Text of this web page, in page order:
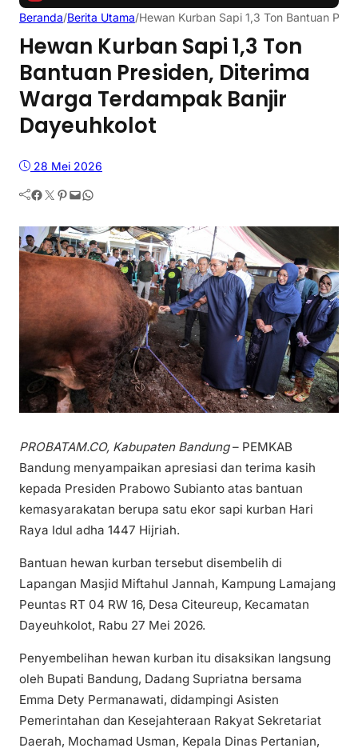
Beranda/Berita Utama/Hewan Kurban Sapi 1,3 Ton Bantuan
Hewan Kurban Sapi 1,3 Ton
Bantuan Presiden, Diterima
Warga Terdampak Banjir
Dayeuhkolot
28 Mei 2026
Facebook Twitter Pinterest Mail WhatsApp
PROBATAM.CO, Kabupaten Bandung– PEMKAB
Bandung menyampaikan apresiasi dan terima kasih
kepada Presiden Prabowo Subianto atas bantuan
kemasyarakatan berupa satu ekor sapi kurban Hari
Raya Idul adha 1447 Hijriah.
Bantuan hewan kurban tersebut disembelih di
Lapangan Masjid Miftahul Jannah, Kampung Lamajang
Peuntas RT 04 RW 16, Desa Citeureup, Kecamatan
Dayeuhkolot, Rabu 27 Mei 2026.
Penyembelihan hewan kurban itu disaksikan langsung
oleh Bupati Bandung, Dadang Supriatna bersama
Emma Dety Permanawati, didampingi Asisten
Pemerintahan dan Kesejahteraan Rakyat Sekretariat
Daerah, Mochamad Usman, Kepala Dinas Pertanian,